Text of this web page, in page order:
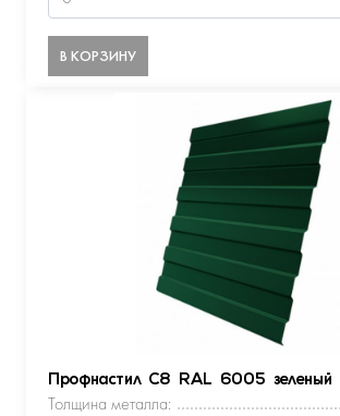
В КОРЗИНУ
Профнастил С8 RAL 6005
Толщина металла: